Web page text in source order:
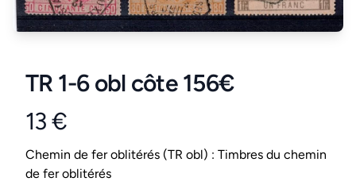
TR 1-6 obl côte 156€
Product information
13 €
Conditions
Chemin de fer oblitérés (TR obl) : Timbres du chemin
de fer oblitérés